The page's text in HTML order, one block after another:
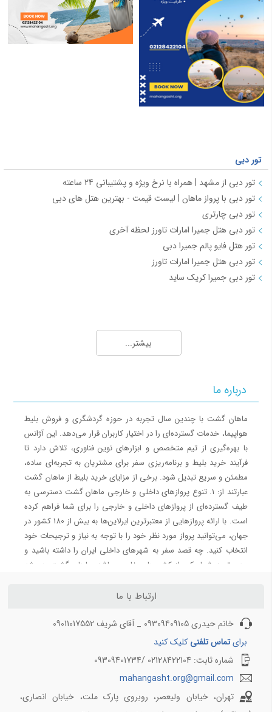
تور دبی
تور دبی از مشهد | همراه با نرخ ویژه و پشتیبانی 24 ساعته
تور دبی با پرواز ماهان | لیست قیمت - بهترین هتل های دبی
تور دبی چارتری
تور دبی هتل جمیرا امارات تاورز لحظه آخری
تور هتل فایو پالم جمیرا دبی
تور دبی هتل جمیرا امارات تاورز
تور دبی جمیرا کریک ساید
تور دبی 4 شب و5 روز
تور دبی تعطیلات بهمن
تور دبی تابستان
تور دبی با ویزا
تور دبی 4
تور دبی از بندرعباس
تور دبی از تبریز
تور دبی از تهران
تور دبی از مشهد
تور دبی از اصفهان
تور دبی 5 شب
بلیط قطار
قیمت بلیط قطار فدک اهواز به تهران
قیمت بلیط قطار فدک اهواز مشهد
قیمت بلیط قطار فدک 5ستاره
بیشتر...
درباره ما
ماهان گشت با چندین سال تجربه در حوزه گردشگری و فروش بلیط
هواپیما، خدمات گسترده‌ای را در اختیار کاربران قرار می‌دهد. این آژانس
با بهره‌گیری از تیم متخصص و ابزارهای نوین فناوری، تلاش دارد تا
فرآیند خرید بلیط و برنامه‌ریزی سفر برای مشتریان به تجربه‌ای ساده،
مطمئن و سریع تبدیل شود. برخی از مزایای خرید بلیط از ماهان گشت
عبارتند از: 1. تنوع پروازهای داخلی و خارجی ماهان گشت دسترسی به
طیف گسترده‌ای از پروازهای داخلی و خارجی را برای شما فراهم کرده
است. با ارائه پروازهایی از معتبرترین ایرلاین‌ها به بیش از 180 کشور در
جهان، می‌توانید پرواز مورد نظر خود را با توجه به نیاز و ترجیحات خود
انتخاب کنید. چه قصد سفر به شهرهای داخلی ایران را داشته باشید و
چه مقصد شما یکی از کشورهای خارجی باشد، ماهان گشت همیشه
یکی از بزرگ‌ترین چالش‌ها در خرید آنلاین، روش‌های پرداخت است.
شتاب، رمزارزها و درگاه‌های پرداخت مختلف، امکان خرید از هر نقطه
جهان را برای کاربران فراهم کرده است. این تنوع در پرداخت باعث
می‌شود تا بدون محدودیت زمانی و مکانی بتوانید بلیط خود را تهیه
کنید. 3. قابلیت استرداد وجه در صورتی که برنامه‌های شما تغییر کند،
ماهان گشت امکان استرداد وجه بلیط هواپیما را فراهم کرده است.
بسته به قوانین ایرلاین و نوع بلیط (سیستمی یا چارتر)، شما می‌توانید
ارتباط با ما
خانم حیدری 09309409105 _ آقای شریف 09011017552
برایتماس تلفنی کلیک کنید
شماره ثابت: 02128422104 /09309401734
mahangasht.org@gmail.com
تهران، خیابان ولیعصر، روبروی پارک ملت، خیابان انصاری،